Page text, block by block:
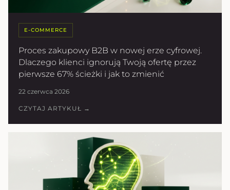
E-COMMERCE
Proces zakupowy B2B w nowej erze cyfrowej.
Dlaczego klienci ignorują Twoją ofertę przez
pierwsze 67% ścieżki i jak to zmienić
22 czerwca 2026
CZYTAJ ARTYKUŁ →